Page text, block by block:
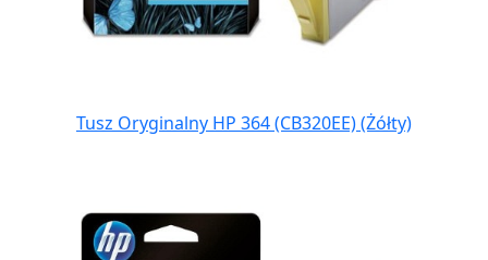
Tusz Oryginalny HP 364 (CB320EE) (Żółty)